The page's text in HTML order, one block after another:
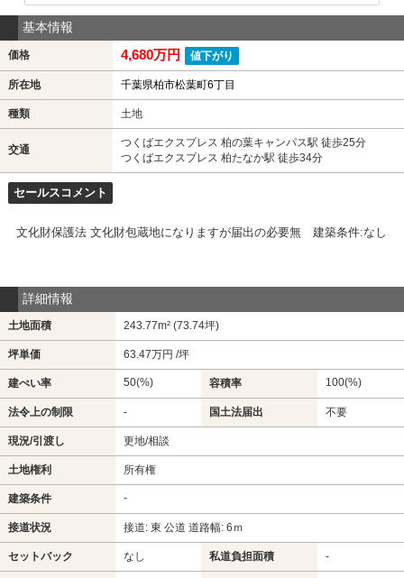
基本情報
価格 4,680万円 値下がり
所在地 千葉県柏市松葉町6丁目
種類 土地
交通
つくばエクスプレス 柏の葉キャンパス駅 徒歩25分
つくばエクスプレス 柏たなか駅 徒歩34分
セールスコメント
文化財保護法 文化財包蔵地になりますが届出の必要無 建築条件:なし
詳細情報
土地面積 243.77m² (73.74坪)
坪単価 63.47万円 /坪
建ぺい率 50(%) 容積率 100(%)
法令上の制限 - 国土法届出 不要
現況/引渡し 更地/相談
土地権利 所有権
建築条件 -
接道状況 接道: 東 公道 道路幅: 6ｍ
セットバック なし 私道負担面積 -